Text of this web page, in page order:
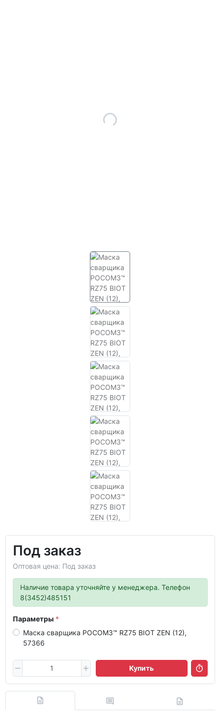
Под заказ
Оптовая цена: Под заказ
Наличие товара уточняйте у менеджера. Телефон
8(3452)485151
Параметры
Маска сварщика РОСОМЗ™ RZ75 BIOT ZEN (12),
57366
Купить